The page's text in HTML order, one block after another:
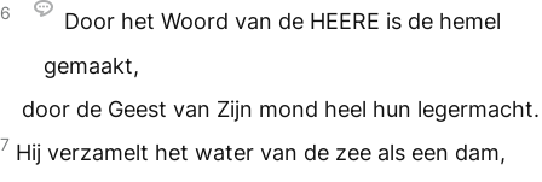
6 Door het Woord van de HEERE is de hemel
gemaakt,
door de Geest van Zijn mond heel hun legermacht.
7 Hij verzamelt het water van de zee als een dam,